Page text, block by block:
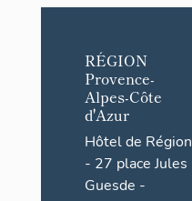
RÉGION
Provence-
Alpes-Côte
d'Azur
Hôtel de Région
- 27 place Jules
Guesde -